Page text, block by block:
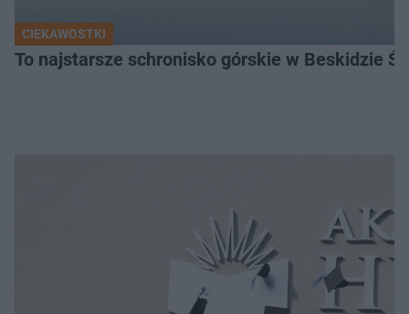
CIEKAWOSTKI
To najstarsze schronisko górskie w Beskidzie